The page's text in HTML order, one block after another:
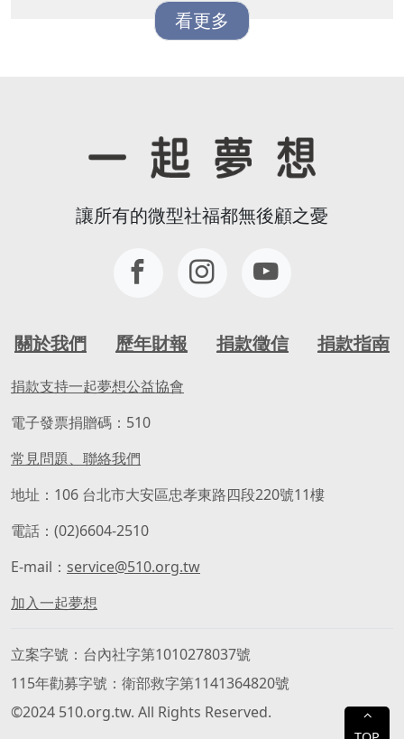
⌃
看更多
讓所有的微型社福都無後顧之憂
關於我們 歷年財報 捐款徵信 捐款指南
捐款支持一起夢想公益協會
電子發票捐贈碼：510
常見問題、聯絡我們
地址：106 台北市大安區忠孝東路四段220號11樓
電話：(02)6604-2510
E-mail： service@510.org.tw
加入一起夢想
立案字號
台內社字第1010278037號
115年勸募字號
衛部救字第1141364820號
©2024 510.org.tw. All Rights Reserved.